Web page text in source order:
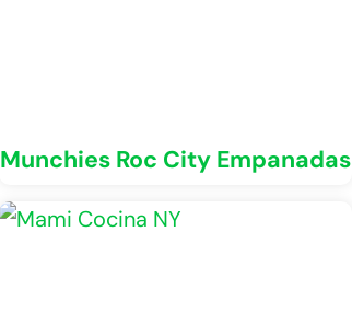
Munchies Roc City Empanadas